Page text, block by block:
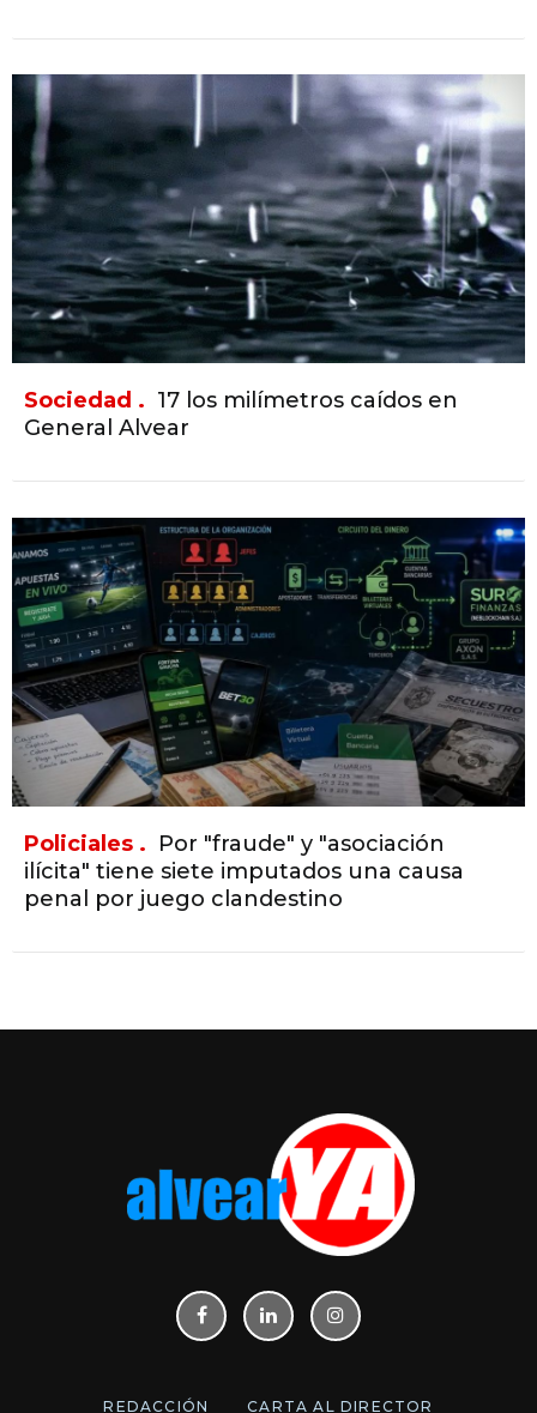
Sociedad . 17 los milímetros caídos en
General Alvear
Policiales . Por "fraude" y "asociación
ilícita" tiene siete imputados una causa
penal por juego clandestino
REDACCIÓN CARTA AL DIRECTOR